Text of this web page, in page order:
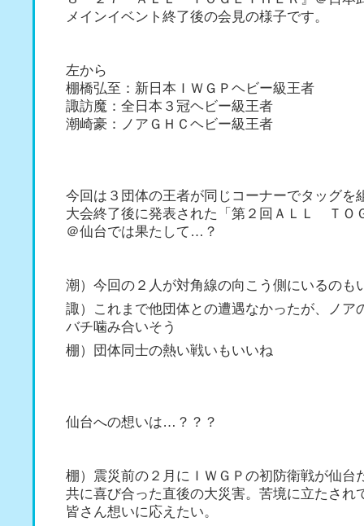
メインイベント終了後の会見の様子です。
左から
棚橋弘至：新日本ＩＷＧＰヘビー級王者
諏訪魔：全日本３冠ヘビー級王者
潮崎豪：ノアＧＨＣヘビー級王者
今回は３団体の王者が同じコーナーでタッグを
大会終了後に発表された「第２回ＡＬＬ ＴＯ
＠仙台では果たして…？
潮）今回の２人が対角線の向こう側にいるのも
諏）これまで他団体との遭遇なかったが、ノア
バチ噛み合いそう
棚）団体同士の熱い戦いもいいね
仙台への想いは…？？？
棚）震災前の２月にＩＷＧＰの初防衛戦が仙台
共に喜び合った直後の大災害。苦境に立たされ
皆さん想いに応えたい。